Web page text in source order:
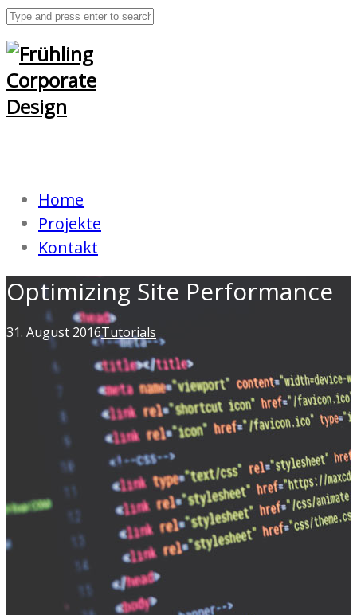
Home
Projekte
Kontakt
Optimizing Site Performance
31. August 2016Tutorials